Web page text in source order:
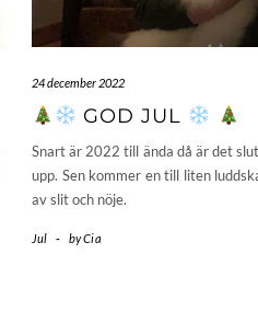
24 december 2022
GOD JUL
Snart är 2022 till ända då är det
upp. Sen kommer en till liten
av slit och nöje.
Jul - byCia